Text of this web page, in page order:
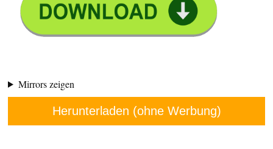
Mirrors zeigen
Herunterladen (ohne Werbung)